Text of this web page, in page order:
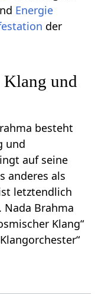
Energie
der
und
besteht
und
auf seine
anderes als
letztendlich
Nada Brahma
Klang“